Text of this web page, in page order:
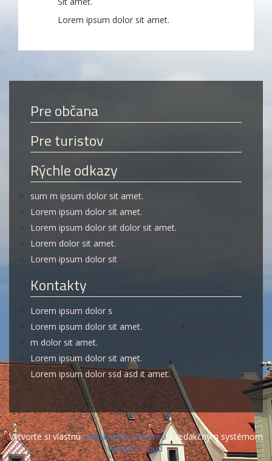
Lorem ipsum dolor sit amet.
Pre občana
Pre turistov
Rýchle odkazy
sum m ipsum dolor sit amet.
Lorem ipsum dolor sit amet.
Lorem ipsum dolor sit dolor sit amet.
Lorem dolor sit amet.
Lorem ipsum dolor sit
Kontakty
Lorem ipsum dolor s
Lorem ipsum dolor sit amet.
m dolor sit amet.
Lorem ipsum dolor sit amet.
Lorem ipsum dolor ssd asd it amet.
Vytvorte si vlastnúwebstránku zadarmos redakčným systémom
WebJET Cloud.